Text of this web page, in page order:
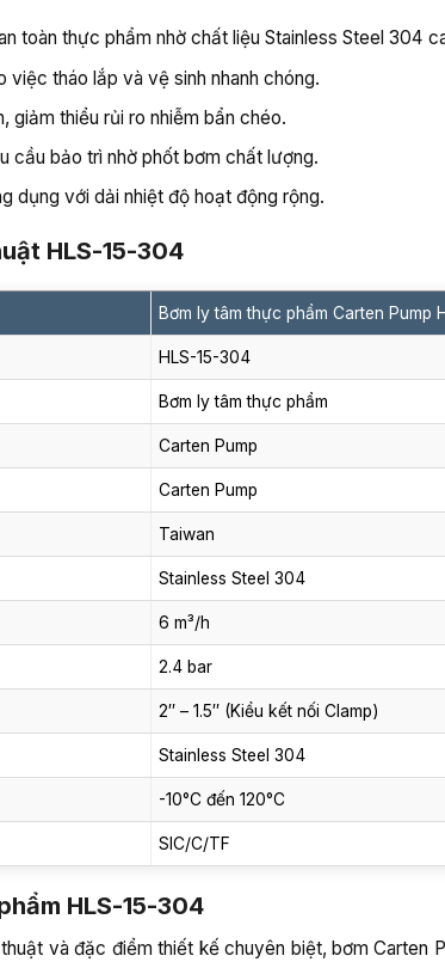
toàn thực phẩm nhờ chất liệu Stainless Steel 304
việc tháo lắp và vệ sinh nhanh chóng.
giảm thiểu rủi ro nhiễm bẩn chéo.
cầu bảo trì nhờ phốt bơm chất lượng.
dụng với dải nhiệt độ hoạt động rộng.
HLS-15-304
Bơm ly tâm thực phẩm Carten Pump
HLS-15-304
Bơm ly tâm thực phẩm
Carten Pump
Carten Pump
Taiwan
Stainless Steel 304
6 m³/h
2.4 bar
2″ – 1.5″ (Kiểu kết nối Clamp)
Stainless Steel 304
-10°C đến 120°C
SIC/C/TF
HLS-15-304
và đặc điểm thiết kế chuyên biệt, bơm Carten